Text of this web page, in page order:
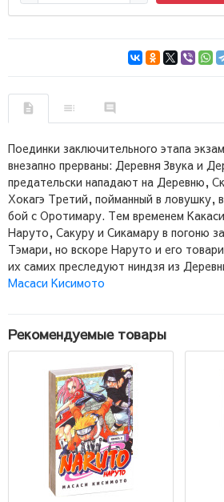
Поединки заключительного этапа
внезапно прерваны: Деревня Звука и
предательски нападают на Деревню,
Хокагэ Третий, пойманный в ловушку,
бой с Оротимару. Тем временем
Наруто, Сакуру и Сикамару в погоню
Тэмари, но вскоре Наруто и его
их самих преследуют ниндзя из
Масаси Кисимото
Рекомендуемые товары